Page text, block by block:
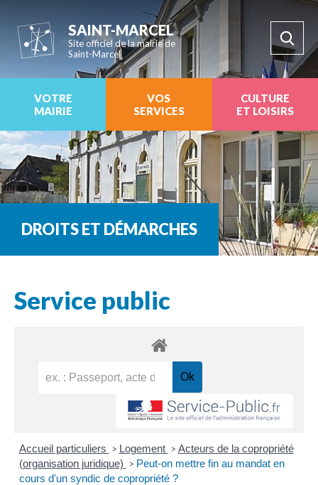
SAINT-MARCEL
Site officiel de la mairie de
Saint-Marcel
VOTRE
MAIRIE
VOS
SERVICES
CULTURE
ET LOISIRS
DROITS ET DÉMARCHES
Service public
Accueil particuliers > Logement > Acteurs de la copropriété
(organisation juridique)
> Peut-on mettre fin au mandat en
cours d'un syndic de copropriété ?